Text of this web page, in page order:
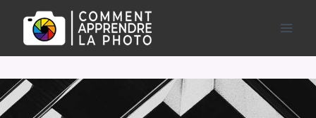
contenu